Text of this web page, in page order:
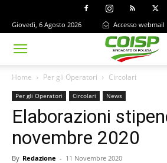
Giovedì, 6 Agosto 2026 Accesso webmail
Home Per gli Operatori Circolari
Per gli Operatori Circolari News
Elaborazioni
novembre 2020
By Redazione - 11 Novembre 2020